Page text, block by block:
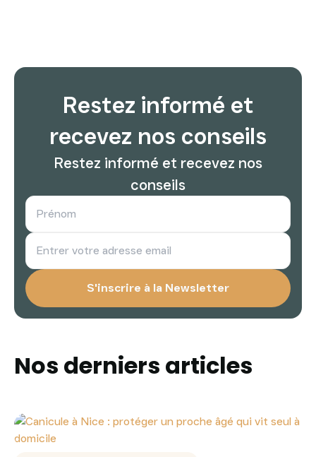
Restez informé et
recevez nos conseils
Restez informé et recevez nos
conseils
Nos derniers articles